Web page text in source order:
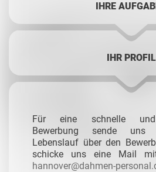
IHRE
IHR PROFIL
Für eine schnelle und
Bewerbung sende uns
Lebenslauf über den
schicke uns eine Mail
hannover@dahmen-